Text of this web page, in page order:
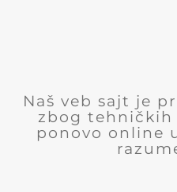
Naš veb sajt je
zbog tehničkih
ponovo online